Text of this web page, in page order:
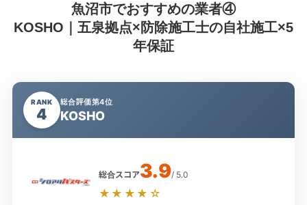
魚沼市でおすすめの業者④
KOSHO｜五泉拠点×防除施工士の自社施工×5
年保証
RANK
4
総合評価第4位
KOSHO
総合スコア3.9/ 5.0
★★★★☆